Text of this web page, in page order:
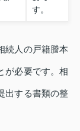
す。
続人の戸籍謄本
が必要です。相
出する書類の整